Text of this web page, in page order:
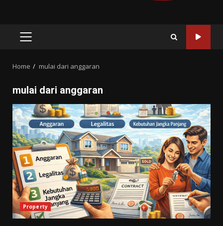
PRIMARY
Home mulai dari anggaran
mulai dari anggaran
Property